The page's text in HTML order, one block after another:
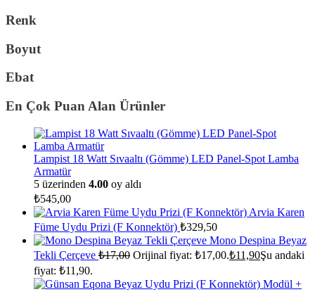
Renk
Boyut
Ebat
En Çok Puan Alan Ürünler
Lampist 18 Watt Sıvaaltı (Gömme) LED Panel-Spot Lamba
Armatür
5 üzerinden 4.00 oy aldı
₺545,00
Arvia Karen
Füme Uydu Prizi (F Konnektör) ₺329,50
Mono Despina Beyaz
Tekli Çerçeve ₺17,00 Orijinal fiyat: ₺17,00.₺11,90Şu andaki
fiyat: ₺11,90.